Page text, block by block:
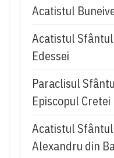
Acatistul
Acatistul
Edessei
Paraclisul
Episcopul Cretei
Acatistul
Alexandru din